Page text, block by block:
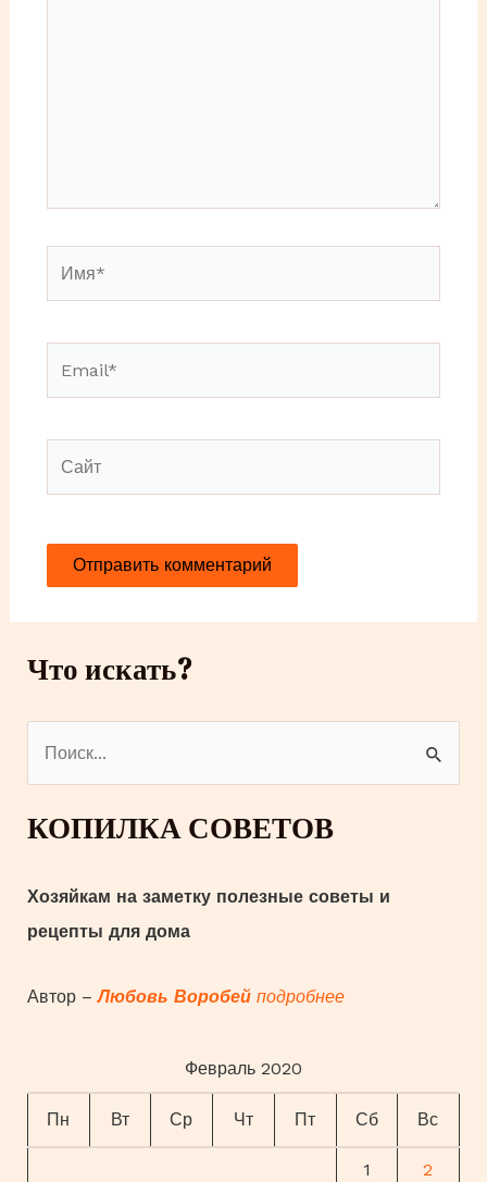
Что искать?
с
КОПИЛКА СОВЕТОВ
Хозяйкам на заметку полезные советы и
рецепты для дома
Автор –Любовь Воробей подробнее
Февраль 2020
Пн Вт Ср Чт Пт Сб Вс
1 2